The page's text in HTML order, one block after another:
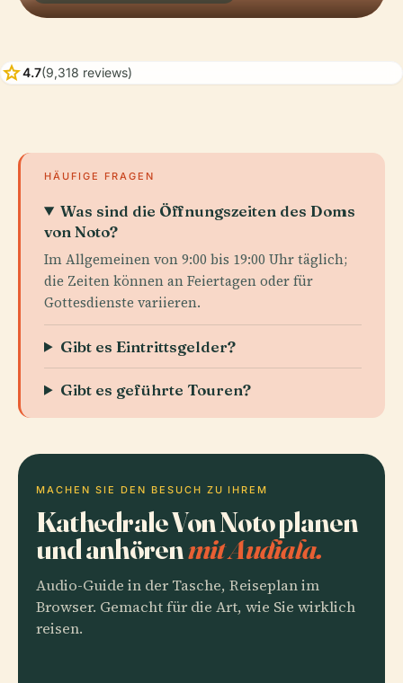
star4.7(9,318 reviews)
HÄUFIGE FRAGEN
Was sind die Öffnungszeiten des Doms
von Noto?
Im Allgemeinen von 9:00 bis 19:00 Uhr täglich;
die Zeiten können an Feiertagen oder für
Gottesdienste variieren.
Gibt es Eintrittsgelder?
Gibt es geführte Touren?
MACHEN SIE DEN BESUCH ZU IHREM
Kathedrale Von Noto planen
und anhörenmit Audiala.
Audio-Guide in der Tasche, Reiseplan im
Browser. Gemacht für die Art, wie Sie wirklich
reisen.